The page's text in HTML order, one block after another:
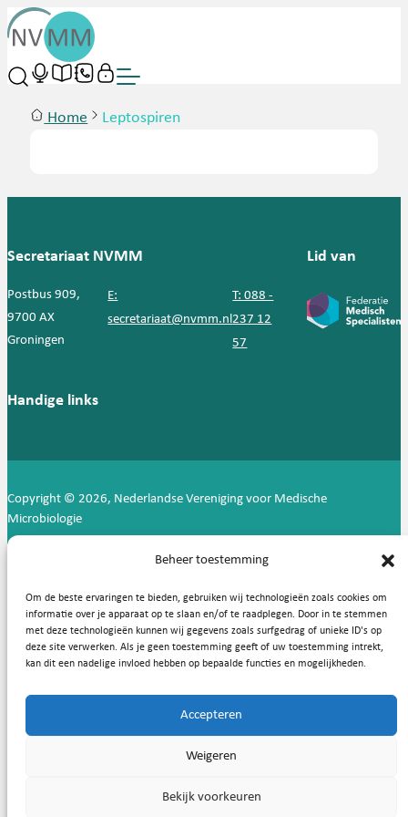
Beheer toestemming
Om de beste ervaringen te bieden, gebruiken wij technologieën zoals cookies om
informatie over je apparaat op te slaan en/of te raadplegen. Door in te stemmen
met deze technologieën kunnen wij gegevens zoals surfgedrag of unieke ID's op
deze site verwerken. Als je geen toestemming geeft of uw toestemming intrekt,
kan dit een nadelige invloed hebben op bepaalde functies en mogelijkheden.
Accepteren
Weigeren
Bekijk voorkeuren
Home Leptospiren
Secretariaat NVMM
Postbus 909,
9700 AX
Groningen
E:
secretariaat@nvmm.nl
T: 088 -
237 12
57
Lid van
Handige links
Copyright © 2026, Nederlandse Vereniging voor Medische
Microbiologie